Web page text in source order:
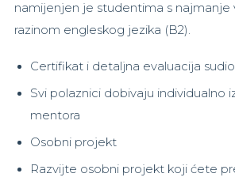
namijenjen je studentima s najmanje
razinom engleskog jezika (B2).
Certifikat i detaljna evaluacija
Svi polaznici dobivaju individualno
mentora
Osobni projekt
Razvijte osobni projekt koji ćete